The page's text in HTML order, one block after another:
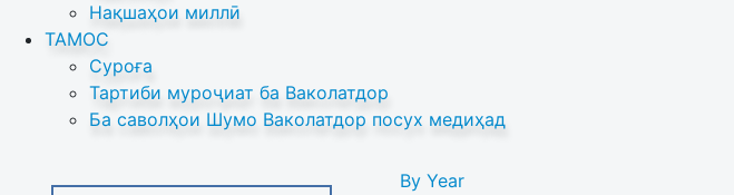
Нақшаҳои миллӣ
ТАМОС
Суроға
Тартиби муроҷиат ба Ваколатдор
Ба саволҳои Шумо Ваколатдор посух медиҳад
By Year